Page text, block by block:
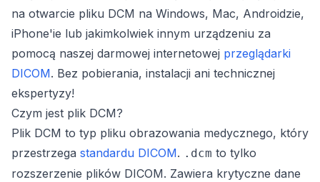
na otwarcie pliku DCM na Windows, Mac, Androidzie,
iPhone'ie lub jakimkolwiek innym urządzeniu za
pomocą naszej darmowej internetowej przeglądarki
DICOM. Bez pobierania, instalacji ani technicznej
ekspertyzy!
Czym jest plik DCM?
Plik DCM to typ pliku obrazowania medycznego, który
przestrzega standardu DICOM. .dcm to tylko
rozszerzenie plików DICOM. Zawiera krytyczne dane